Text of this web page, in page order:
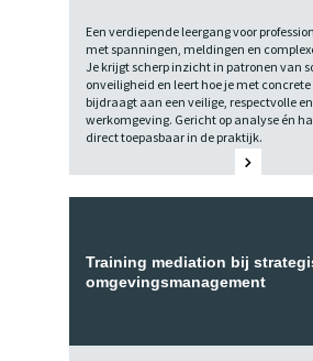
Een verdiepende leergang voor
met spanningen, meldingen en
Je krijgt scherp inzicht in patronen van
onveiligheid en leert hoe je met
bijdraagt aan een veilige, respectvolle
werkomgeving. Gericht op analyse én
direct toepasbaar in de praktijk.
Training mediation bij
omgevingsmanagement